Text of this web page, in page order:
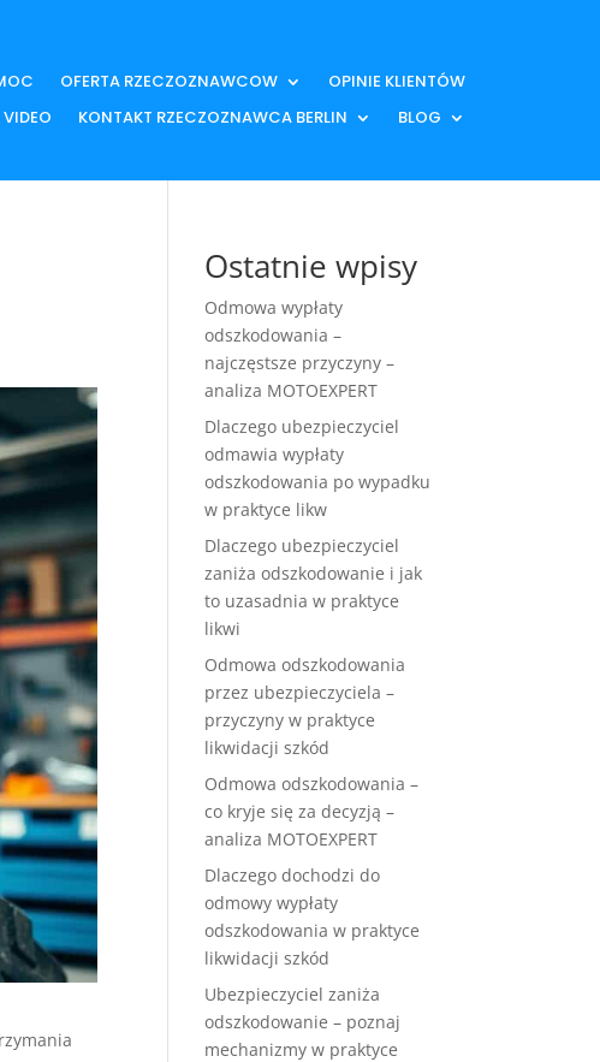
OFERTA RZECZOZNAWCOW
OPINIE KLIENTÓW
VIDEO KONTAKT RZECZOZNAWCA BERLIN BLOG
Ostatnie wpisy
Odmowa wypłaty
odszkodowania –
najczęstsze przyczyny –
analiza MOTOEXPERT
Dlaczego ubezpieczyciel
odmawia wypłaty
odszkodowania po wypadku
w praktyce likw
Dlaczego ubezpieczyciel
zaniża odszkodowanie i jak
to uzasadnia w praktyce
likwi
Odmowa odszkodowania
przez ubezpieczyciela –
przyczyny w praktyce
likwidacji szkód
Odmowa odszkodowania –
co kryje się za decyzją –
analiza MOTOEXPERT
Dlaczego dochodzi do
odmowy wypłaty
odszkodowania w praktyce
likwidacji szkód
Ubezpieczyciel zaniża
odszkodowanie – poznaj
mechanizmy w praktyce